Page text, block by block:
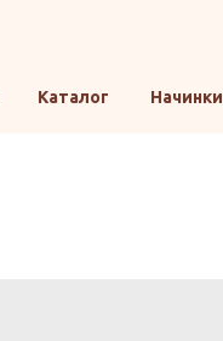
Каталог Начинки